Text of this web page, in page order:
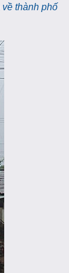
về thành phố